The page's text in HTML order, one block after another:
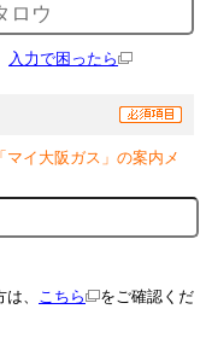
入力で困ったら
イ大阪ガス」の案内メ
、 こちら
をご確認くだ